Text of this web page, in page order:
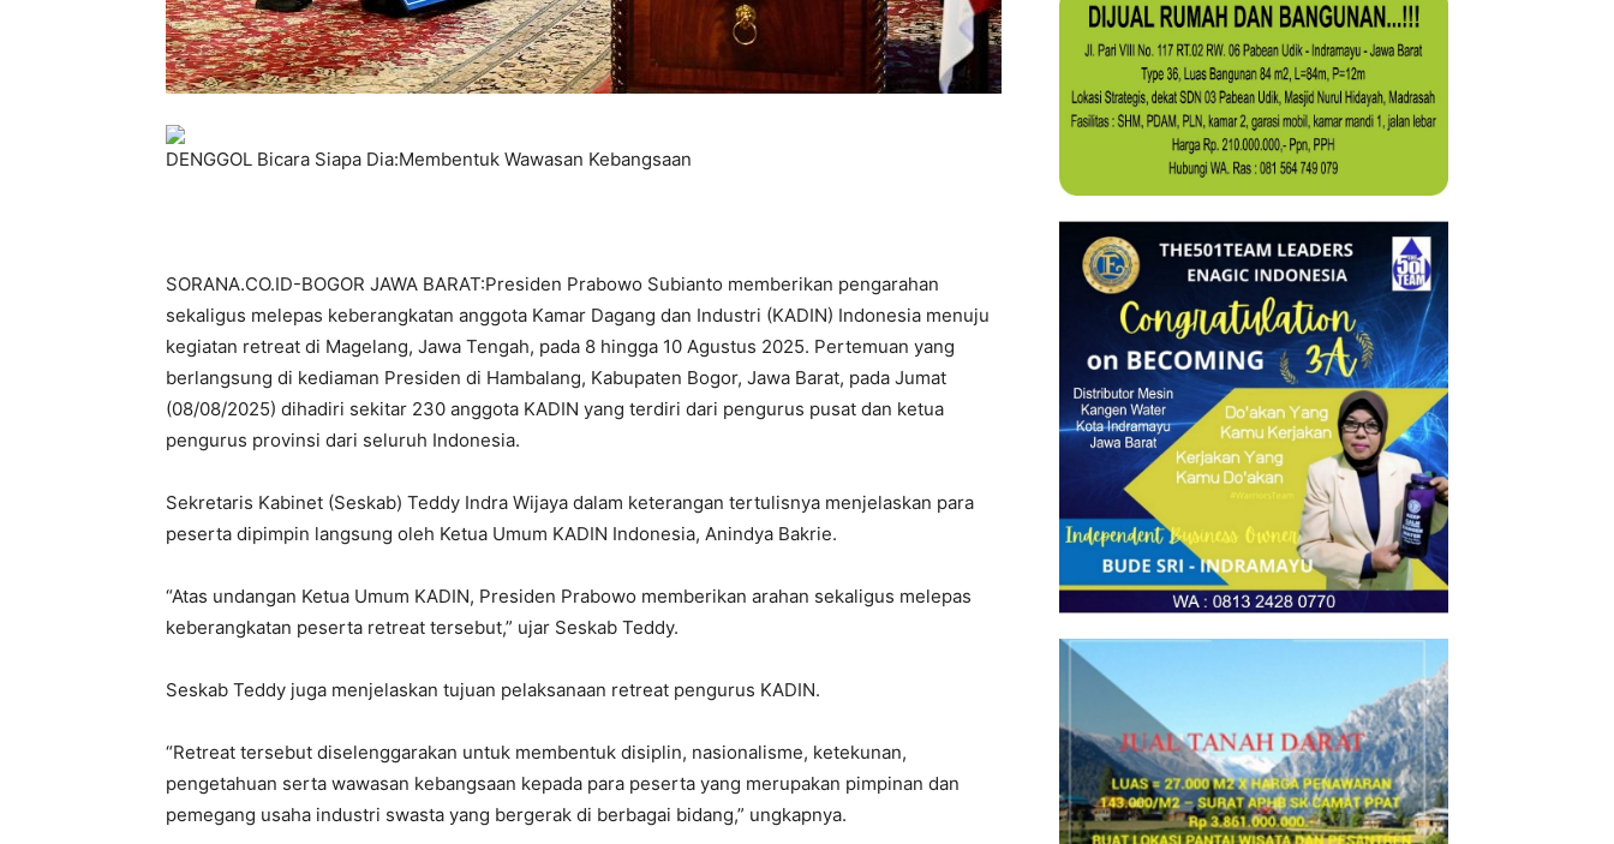
DENGGOL Bicara Siapa Dia:Membentuk Wawasan Kebangsaan
SORANA.CO.ID-BOGOR JAWA BARAT:Presiden Prabowo Subianto memberikan pengarahan
sekaligus melepas keberangkatan anggota Kamar Dagang dan Industri (KADIN) Indonesia menuju
kegiatan retreat di Magelang, Jawa Tengah, pada 8 hingga 10 Agustus 2025. Pertemuan yang
berlangsung di kediaman Presiden di Hambalang, Kabupaten Bogor, Jawa Barat, pada Jumat
(08/08/2025) dihadiri sekitar 230 anggota KADIN yang terdiri dari pengurus pusat dan ketua
pengurus provinsi dari seluruh Indonesia.
Sekretaris Kabinet (Seskab) Teddy Indra Wijaya dalam keterangan tertulisnya menjelaskan para
peserta dipimpin langsung oleh Ketua Umum KADIN Indonesia, Anindya Bakrie.
“Atas undangan Ketua Umum KADIN, Presiden Prabowo memberikan arahan sekaligus melepas
keberangkatan peserta retreat tersebut,” ujar Seskab Teddy.
Seskab Teddy juga menjelaskan tujuan pelaksanaan retreat pengurus KADIN.
“Retreat tersebut diselenggarakan untuk membentuk disiplin, nasionalisme, ketekunan,
pengetahuan serta wawasan kebangsaan kepada para peserta yang merupakan pimpinan dan
pemegang usaha industri swasta yang bergerak di berbagai bidang,” ungkapnya.